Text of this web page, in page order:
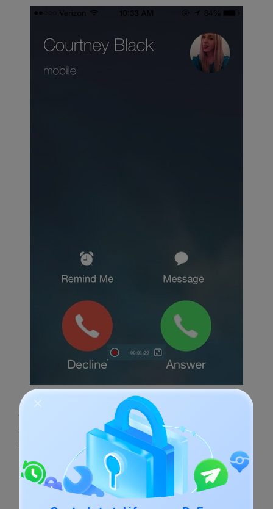
Además de grabar tus llamadas, también puedes
grabar tus juegos móviles, videos y más como se
muestra a continuación: